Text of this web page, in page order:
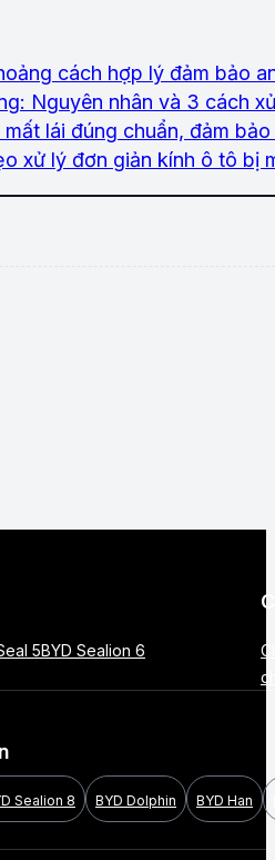
cách hợp lý đảm bảo
Nguyên nhân và 3 cách
mất lái đúng chuẩn, đảm
xử lý đơn giản kính ô tô bị
5BYD Sealion 6
Sealion 8 BYD Dolphin BYD Han